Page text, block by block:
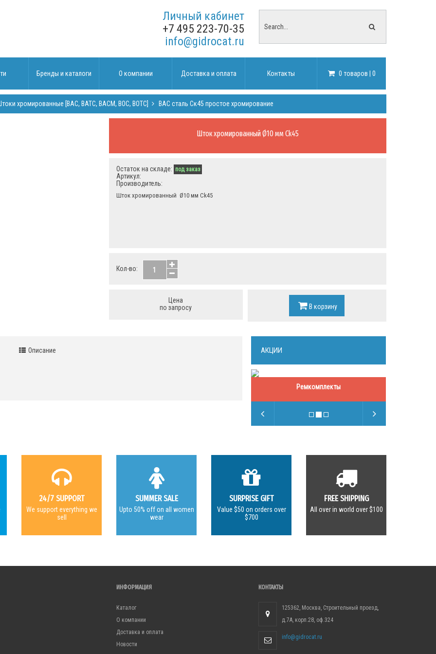
Личный кабинет
+7 495 223-70-35
info@gidrocat.ru
Бренды и каталоги О компании Доставка и оплата Контакты 0 товаров | 0
хромированные [BAC, BATC, BACM, BOC, BOTC] BAC сталь Ск45 простое хромирование
Шток хромированный Ø10 мм Ck45
Остаток на складе: под заказ
Артикул:
Производитель:
Шток хромированный Ø10 мм Ck45
Кол-во:
Цена
по запросу
В корзину
Описание АКЦИИ
Ремкомплекты
24/7 SUPPORT
We support everything we
sell
SUMMER SALE
Upto 50% off on all women
wear
SURPRISE GIFT
Value $50 on orders over
$700
FREE SHIPPING
All over in world over $100
ИНФОРМАЦИЯ
Каталог
О компании
Доставка и оплата
Новости
КОНТАКТЫ
125362, Москва, Строительный проезд,
д.7А, корп.28, оф.324
info@gidrocat.ru